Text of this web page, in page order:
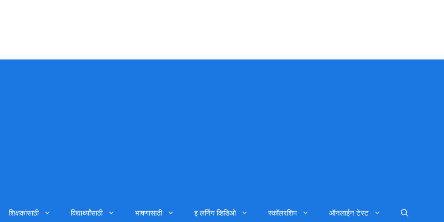
शिक्षकांसाठी विद्यार्थ्यांसाठी भाषणासाठी इ लर्निग व्हिडिओ स्कॉलरशिप ऑनलाईन टेस्ट